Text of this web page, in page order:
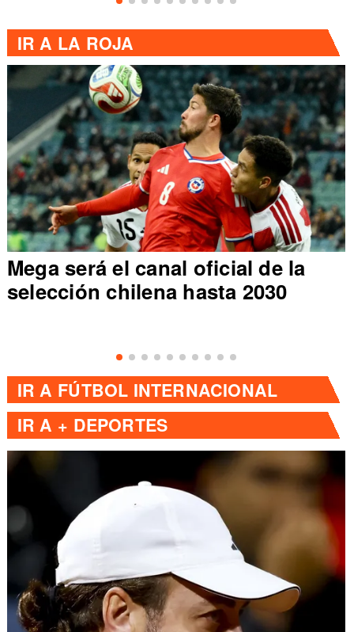
IR A LA ROJA
Mega será el canal oficial de la
selección chilena hasta 2030
IR A FÚTBOL INTERNACIONAL
IR A + DEPORTES